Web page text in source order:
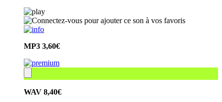
MP3 3,60€
WAV 8,40€